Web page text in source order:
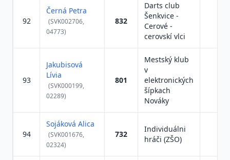
92
Černá Petra
(SVK002706,
04773)
832
Darts club
Šenkvice -
Cerové -
cerovskí vlci
93
Jakubisová
Lívia
(SVK000199,
02289)
801
Mestský klub
v
elektronických
šípkach
Nováky
94
Sojáková Alica
(SVK001676,
02324)
732
Individuálni
hráči (ZŠO)